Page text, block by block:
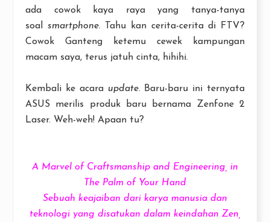
ada cowok kaya raya yang tanya-tanya
soal smartphone. Tahu kan cerita-cerita di FTV?
Cowok Ganteng ketemu cewek kampungan
macam saya, terus jatuh cinta, hihihi.
Kembali ke acara update. Baru-baru ini ternyata
ASUS merilis produk baru bernama Zenfone 2
Laser. Weh-weh! Apaan tu?
A Marvel of Craftsmanship and Engineering, in
The Palm of Your Hand
Sebuah keajaiban dari karya manusia dan
teknologi yang disatukan dalam keindahan Zen,